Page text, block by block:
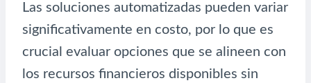
Las soluciones automatizadas pueden variar
significativamente en costo, por lo que es
crucial evaluar opciones que se alineen con
los recursos financieros disponibles sin